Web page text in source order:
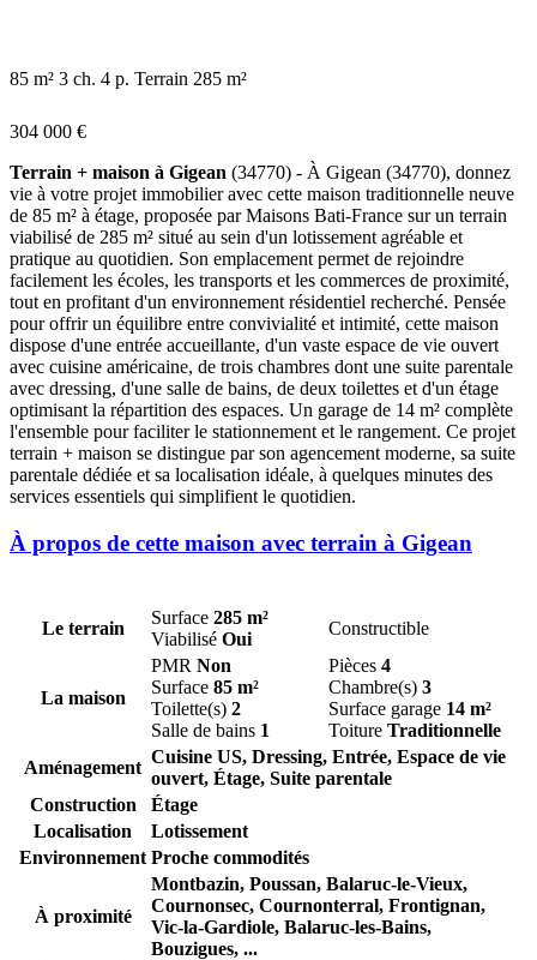
85 m² 3 ch. 4 p. Terrain 285 m²
304 000 €
Terrain + maison à Gigean (34770) - À Gigean (34770), donnez
vie à votre projet immobilier avec cette maison traditionnelle neuve
de 85 m² à étage, proposée par Maisons Bati-France sur un terrain
viabilisé de 285 m² situé au sein d'un lotissement agréable et
pratique au quotidien. Son emplacement permet de rejoindre
facilement les écoles, les transports et les commerces de proximité,
tout en profitant d'un environnement résidentiel recherché. Pensée
pour offrir un équilibre entre convivialité et intimité, cette maison
dispose d'une entrée accueillante, d'un vaste espace de vie ouvert
avec cuisine américaine, de trois chambres dont une suite parentale
avec dressing, d'une salle de bains, de deux toilettes et d'un étage
optimisant la répartition des espaces. Un garage de 14 m² complète
l'ensemble pour faciliter le stationnement et le rangement. Ce projet
terrain + maison se distingue par son agencement moderne, sa suite
parentale dédiée et sa localisation idéale, à quelques minutes des
services essentiels qui simplifient le quotidien.
À propos de cette maison avec terrain à Gigean
Le terrain
Surface 285 m²
Viabilisé Oui
Constructible
La maison
PMR Non
Surface 85 m²
Toilette(s) 2
Salle de bains 1
Pièces 4
Chambre(s) 3
Surface garage 14 m²
Toiture Traditionnelle
Aménagement
Cuisine US, Dressing, Entrée, Espace de vie
ouvert, Étage, Suite parentale
Construction
Étage
Localisation
Lotissement
Environnement Proche commodités
À proximité
Montbazin, Poussan, Balaruc-le-Vieux,
Cournonsec, Cournonterral, Frontignan,
Vic-la-Gardiole, Balaruc-les-Bains,
Bouzigues, ...